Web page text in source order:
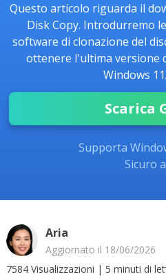
Questo articolo riguarda il
Disk Copy. Introdurremo
software di clonazione del
ottenere l'ultima versione
Windows
Scarica
Supporta
Sicuro
Aria
Aggiornato il 18/06/2026
7584Visualizzazioni | 5 minuti di